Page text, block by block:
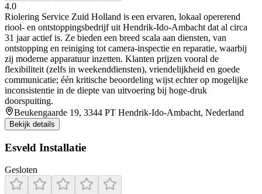
4.0
Riolering Service Zuid Holland is een ervaren, lokaal opererend
riool- en ontstoppingsbedrijf uit Hendrik‑Ido‑Ambacht dat al circa
31 jaar actief is. Ze bieden een breed scala aan diensten, van
ontstopping en reiniging tot camera-inspectie en reparatie, waarbij
zij moderne apparatuur inzetten. Klanten prijzen vooral de
flexibiliteit (zelfs in weekenddiensten), vriendelijkheid en goede
communicatie; één kritische beoordeling wijst echter op mogelijke
inconsistentie in de diepte van uitvoering bij hoge-druk
doorspuiting.
Beukengaarde 19, 3344 PT Hendrik-Ido-Ambacht, Nederland
Bekijk details
Esveld Installatie
Gesloten